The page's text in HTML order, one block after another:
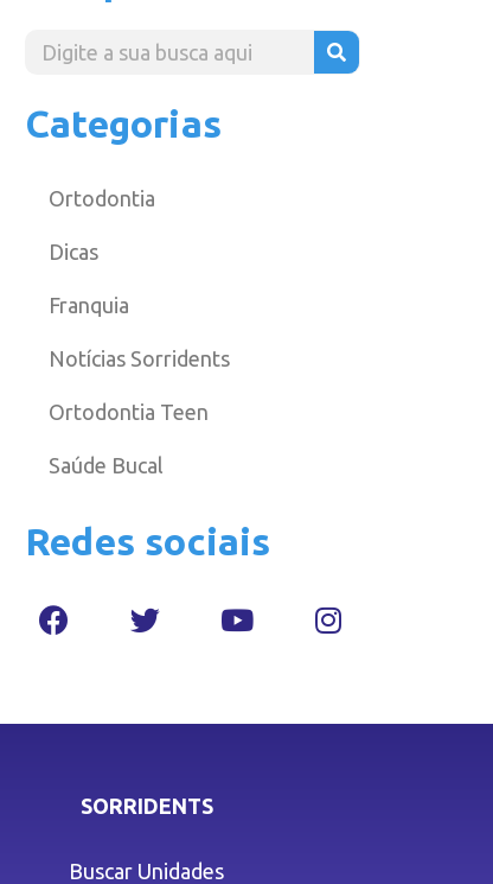
Categorias
Ortodontia
Dicas
Franquia
Notícias Sorridents
Ortodontia Teen
Saúde Bucal
Redes sociais
SORRIDENTS
Buscar Unidades